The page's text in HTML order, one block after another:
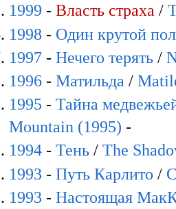
1999 -Власть страха /
1998 - Один крутой
1997 -Нечего терять /
1996 -Матильда /
1995 -Тайна
Mountain (1995) -
1994 -Тень /The
1993 -Путь Карлито /
1993 -Настоящая